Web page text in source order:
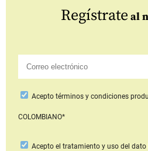
Regístrate al
Aceptotérminos y condiciones
COLOMBIANO*
Acepto el tratamiento y uso del dato